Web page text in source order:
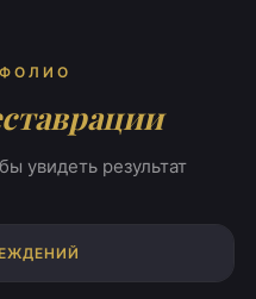
увидеть результат